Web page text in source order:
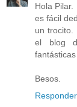
Hola
es fácil
un trocito.
el blog
Besos.
Responder